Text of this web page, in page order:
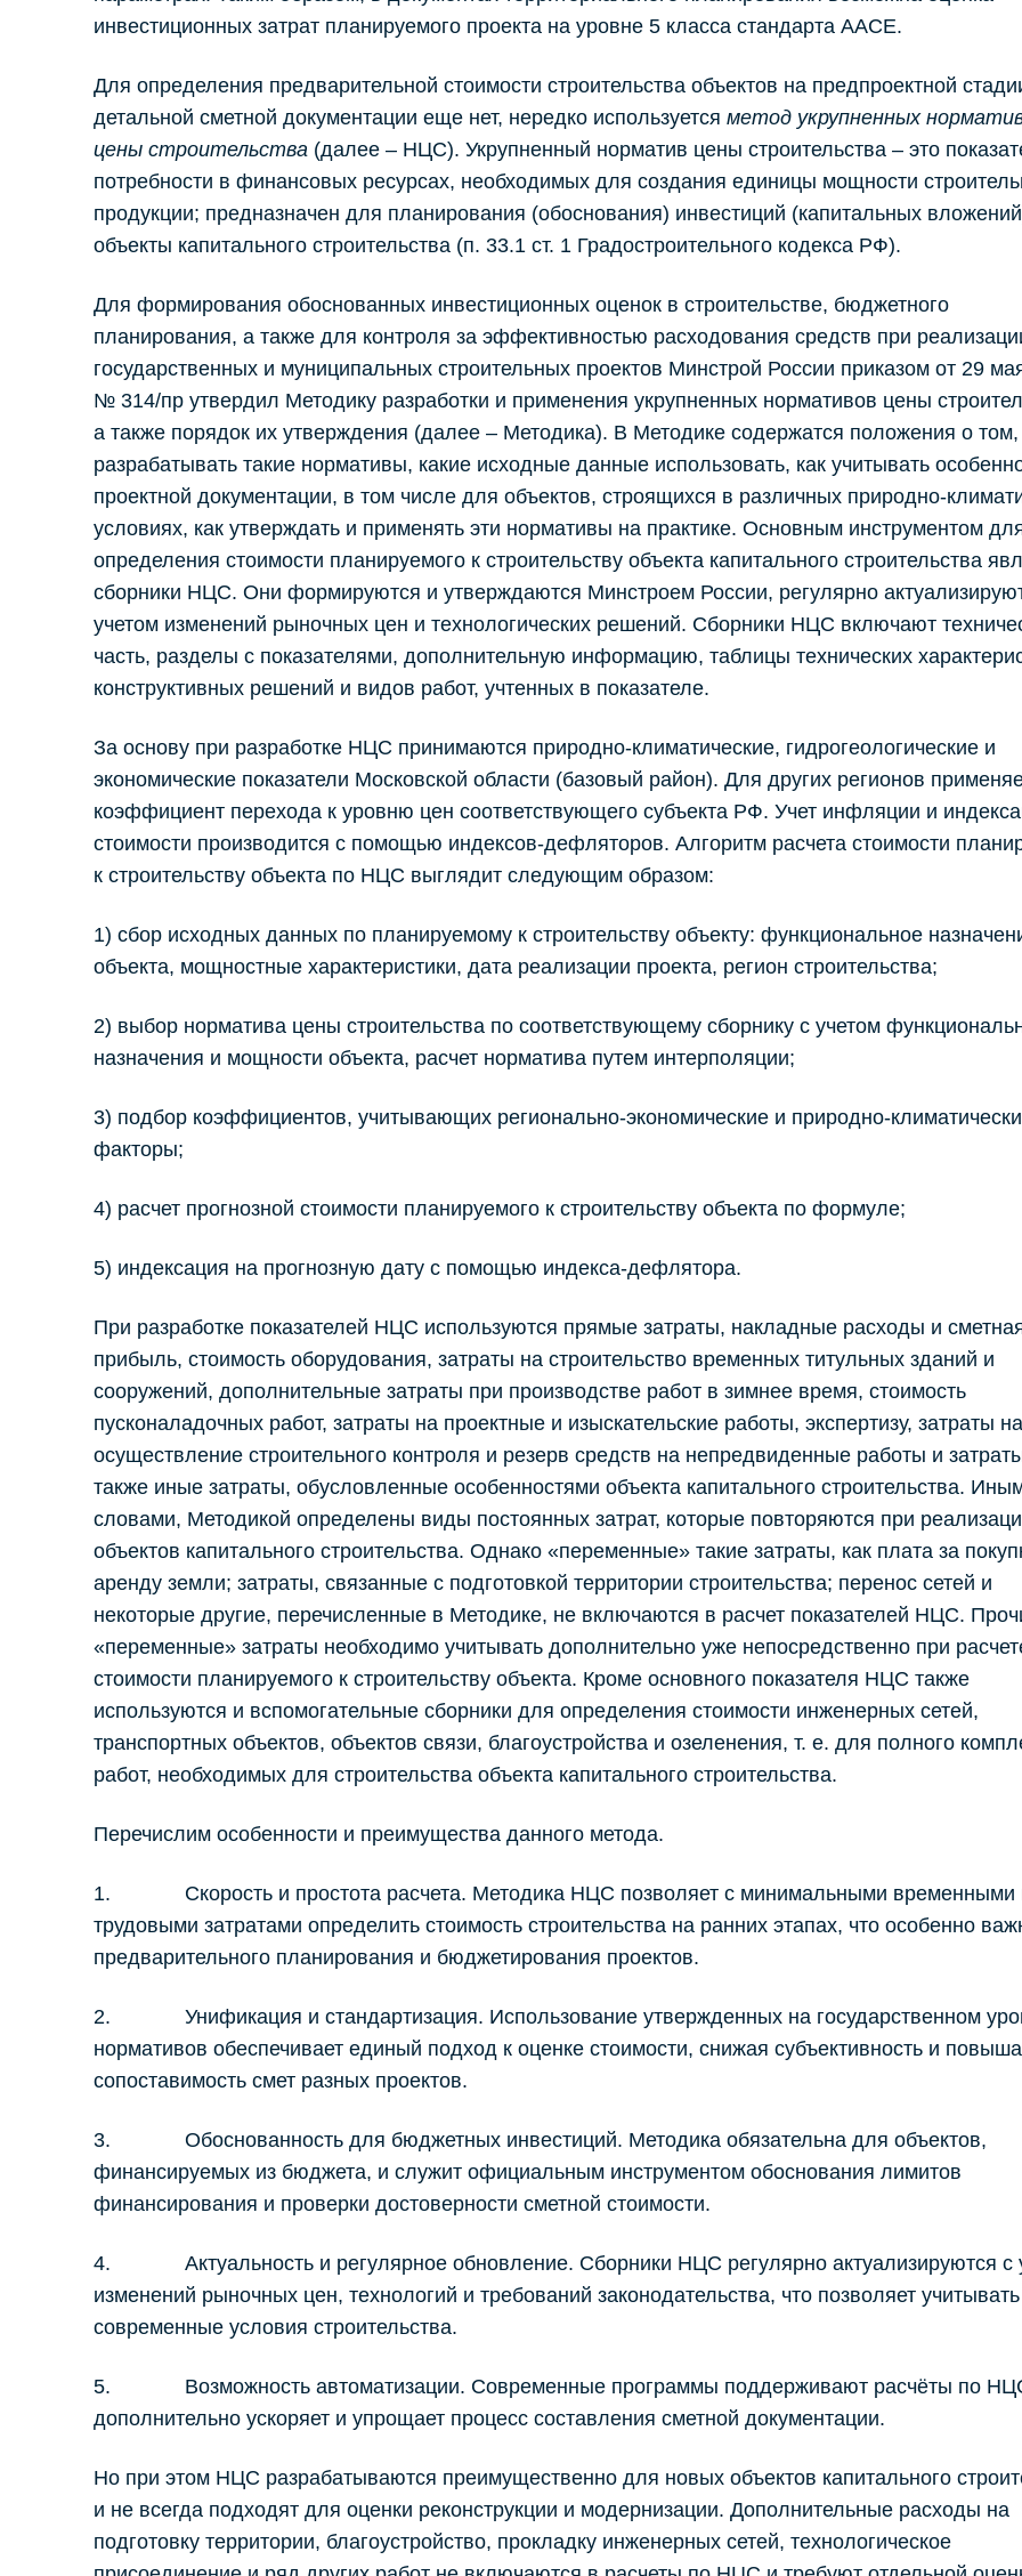
инвестиционных затрат планируемого проекта на уровне 5 класса стандарта AACE.
Для определения предварительной стоимости строительства объектов на предпроектной
детальной сметной документации еще нет, нередко используется метод укрупненных
цены строительства (далее – НЦС). Укрупненный норматив цены строительства – это
потребности в финансовых ресурсах, необходимых для создания единицы мощности
продукции; предназначен для планирования (обоснования) инвестиций (капитальных
объекты капитального строительства (п. 33.1 ст. 1 Градостроительного кодекса РФ).
Для формирования обоснованных инвестиционных оценок в строительстве, бюджетного
планирования, а также для контроля за эффективностью расходования средств при
государственных и муниципальных строительных проектов Минстрой России приказом от 29
№ 314/пр утвердил Методику разработки и применения укрупненных нормативов цены
а также порядок их утверждения (далее – Методика). В Методике содержатся положения о том,
разрабатывать такие нормативы, какие исходные данные использовать, как учитывать
проектной документации, в том числе для объектов, строящихся в различных природно-
условиях, как утверждать и применять эти нормативы на практике. Основным инструментом
определения стоимости планируемого к строительству объекта капитального строительства
сборники НЦС. Они формируются и утверждаются Минстроем России, регулярно
учетом изменений рыночных цен и технологических решений. Сборники НЦС включают
часть, разделы с показателями, дополнительную информацию, таблицы технических
конструктивных решений и видов работ, учтенных в показателе.
За основу при разработке НЦС принимаются природно-климатические, гидрогеологические и
экономические показатели Московской области (базовый район). Для других регионов
коэффициент перехода к уровню цен соответствующего субъекта РФ. Учет инфляции и
стоимости производится с помощью индексов-дефляторов. Алгоритм расчета стоимости
к строительству объекта по НЦС выглядит следующим образом:
1) сбор исходных данных по планируемому к строительству объекту: функциональное
объекта, мощностные характеристики, дата реализации проекта, регион строительства;
2) выбор норматива цены строительства по соответствующему сборнику с учетом
назначения и мощности объекта, расчет норматива путем интерполяции;
3) подбор коэффициентов, учитывающих регионально-экономические и природно-
факторы;
4) расчет прогнозной стоимости планируемого к строительству объекта по формуле;
5) индексация на прогнозную дату с помощью индекса-дефлятора.
При разработке показателей НЦС используются прямые затраты, накладные расходы и
прибыль, стоимость оборудования, затраты на строительство временных титульных зданий и
сооружений, дополнительные затраты при производстве работ в зимнее время, стоимость
пусконаладочных работ, затраты на проектные и изыскательские работы, экспертизу, затраты на
осуществление строительного контроля и резерв средств на непредвиденные работы и
также иные затраты, обусловленные особенностями объекта капитального строительства.
словами, Методикой определены виды постоянных затрат, которые повторяются при
объектов капитального строительства. Однако «переменные» такие затраты, как плата за
аренду земли; затраты, связанные с подготовкой территории строительства; перенос сетей и
некоторые другие, перечисленные в Методике, не включаются в расчет показателей НЦС.
«переменные» затраты необходимо учитывать дополнительно уже непосредственно при
стоимости планируемого к строительству объекта. Кроме основного показателя НЦС также
используются и вспомогательные сборники для определения стоимости инженерных сетей,
транспортных объектов, объектов связи, благоустройства и озеленения, т. е. для полного
работ, необходимых для строительства объекта капитального строительства.
Перечислим особенности и преимущества данного метода.
1. Скорость и простота расчета. Методика НЦС позволяет с минимальными временными
трудовыми затратами определить стоимость строительства на ранних этапах, что особенно
предварительного планирования и бюджетирования проектов.
2. Унификация и стандартизация. Использование утвержденных на государственном
нормативов обеспечивает единый подход к оценке стоимости, снижая субъективность и
сопоставимость смет разных проектов.
3. Обоснованность для бюджетных инвестиций. Методика обязательна для объектов,
финансируемых из бюджета, и служит официальным инструментом обоснования лимитов
финансирования и проверки достоверности сметной стоимости.
4. Актуальность и регулярное обновление. Сборники НЦС регулярно актуализируются с
изменений рыночных цен, технологий и требований законодательства, что позволяет учитывать
современные условия строительства.
5. Возможность автоматизации. Современные программы поддерживают расчёты по
дополнительно ускоряет и упрощает процесс составления сметной документации.
Но при этом НЦС разрабатываются преимущественно для новых объектов капитального
и не всегда подходят для оценки реконструкции и модернизации. Дополнительные расходы на
подготовку территории, благоустройство, прокладку инженерных сетей, технологическое